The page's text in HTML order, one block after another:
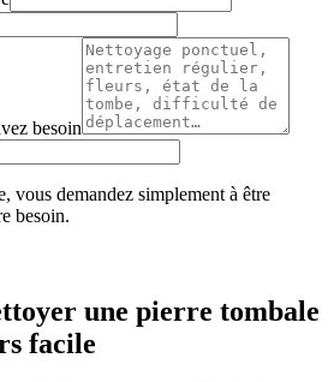
besoin
vous demandez simplement à être
besoin.
une pierre tombale
facile